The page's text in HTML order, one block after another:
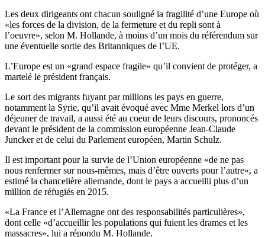
Les deux dirigeants ont chacun souligné la fragilité d’une Europe où
«les forces de la division, de la fermeture et du repli sont à
l’oeuvre», selon M. Hollande, à moins d’un mois du référendum sur
une éventuelle sortie des Britanniques de l’UE.
L’Europe est un «grand espace fragile» qu’il convient de protéger, a
martelé le président français.
Le sort des migrants fuyant par millions les pays en guerre,
notamment la Syrie, qu’il avait évoqué avec Mme Merkel lors d’un
déjeuner de travail, a aussi été au coeur de leurs discours, prononcés
devant le président de la commission européenne Jean-Claude
Juncker et de celui du Parlement européen, Martin Schulz.
Il est important pour la survie de l’Union européenne «de ne pas
nous renfermer sur nous-mêmes, mais d’être ouverts pour l’autre», a
estimé la chancelière allemande, dont le pays a accueilli plus d’un
million de réfugiés en 2015.
«La France et l’Allemagne ont des responsabilités particulières»,
dont celle «d’accueillir les populations qui fuient les drames et les
massacres», lui a répondu M. Hollande.